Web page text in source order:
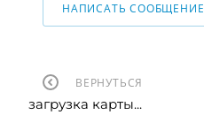
НАПИСАТЬ СООБЩЕНИЕ
ВЕРНУТЬСЯ
загрузка карты...